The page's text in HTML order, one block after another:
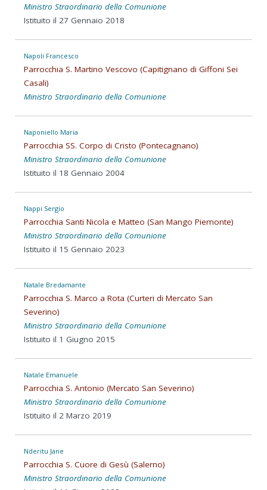
Ministro Straordinario della Comunione
Istituito il 27 Gennaio 2018
Napoli Francesco
Parrocchia S. Martino Vescovo (Capitignano di Giffoni Sei
Casali)
Ministro Straordinario della Comunione
Naponiello Maria
Parrocchia SS. Corpo di Cristo (Pontecagnano)
Ministro Straordinario della Comunione
Istituito il 18 Gennaio 2004
Nappi Sergio
Parrocchia Santi Nicola e Matteo (San Mango Piemonte)
Ministro Straordinario della Comunione
Istituito il 15 Gennaio 2023
Natale Bredamante
Parrocchia S. Marco a Rota (Curteri di Mercato San
Severino)
Ministro Straordinario della Comunione
Istituito il 1 Giugno 2015
Natale Emanuele
Parrocchia S. Antonio (Mercato San Severino)
Ministro Straordinario della Comunione
Istituito il 2 Marzo 2019
Nderitu Jane
Parrocchia S. Cuore di Gesù (Salerno)
Ministro Straordinario della Comunione